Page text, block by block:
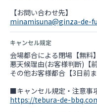
minamisuna@ginza-de-
キャンセル規定
会場都合による閉場【無料】
悪天候理由(お客様判断)【
その他お客様都合【3日前
https://tebura-de-